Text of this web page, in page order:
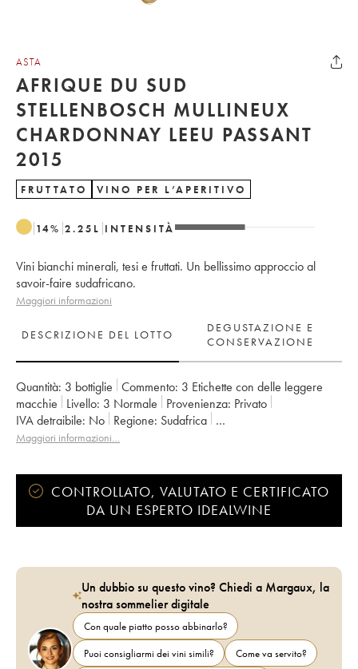
ASTA
AFRIQUE DU SUD
STELLENBOSCH MULLINEUX
CHARDONNAY LEEU PASSANT
2015
FRUTTATO VINO PER L’APERITIVO
14% 2.25 L INTENSITÀ
Vini bianchi minerali, tesi e fruttati. Un bellissimo approccio al
savoir-faire sudafricano.
Maggiori informazioni
DESCRIZIONE DEL LOTTO
DEGUSTAZIONE E
CONSERVAZIONE
Quantità: 3 bottiglie Commento: 3 Etichette con delle leggere
macchie
Livello: 3 Normale Provenienza:
privato
IVA detraibile:
no Regione:
Sudafrica
Denominazione:
Afrique du Sud
Maggiori informazioni…
CONTROLLATO, VALUTATO E CERTIFICATO
DA UN ESPERTO IDEALWINE
Un dubbio su questo vino? Chiedi a Margaux, la
nostra sommelier digitale
Con quale piatto posso abbinarlo?
Puoi consigliarmi dei vini simili?
Come va servito?